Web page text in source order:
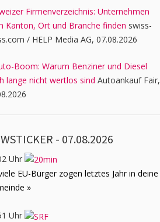
Firmenverzeichnis: Unternehmen
Kanton, Ort und Branche finden swiss-
/ HELP Media AG, 07.08.2026
Boom: Warum Benziner und Diesel
lange nicht wertlos sind Autoankauf Fair,
- 07.08.2026
Uhr
EU-Bürger zogen letztes Jahr in deine
»
Uhr